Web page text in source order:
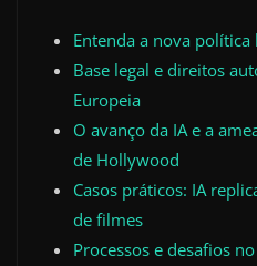
Entenda a nova
Base legal e direitos
Europeia
O avanço da IA e a
de Hollywood
Casos práticos: IA
de filmes
Processos e desafios